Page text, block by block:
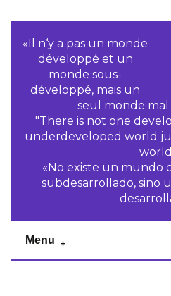
«Il n‘y a pas un monde
développé et un
monde sous-
développé, mais un
seul monde
"There is not one
underdeveloped world
«No existe un mundo
subdesarrollado, sino
Menu